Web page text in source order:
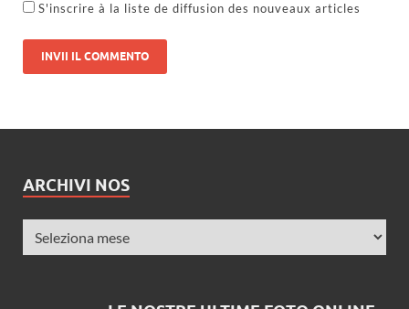
S'inscrire à la liste de diffusion des nouveaux articles
ARCHIVI NOS